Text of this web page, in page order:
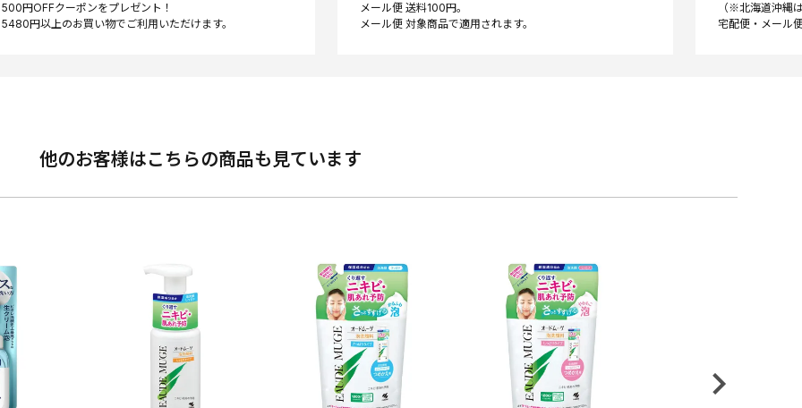
500円OFFクーポンをプレゼント！
メール便 送料100円。
（※北海道沖縄
他のお客様はこちらの商品も見ています